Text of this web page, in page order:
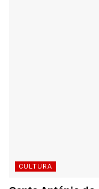
CULTURA